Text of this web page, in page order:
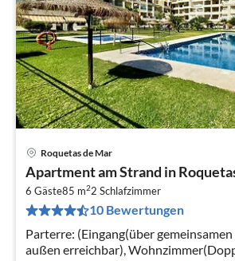
Roquetas de Mar
Apartment am Strand in
6 Gäste85 m22 Schlafzimmer
10 Bewertungen
Parterre: (Eingang(über gemeinsamen
außen erreichbar),